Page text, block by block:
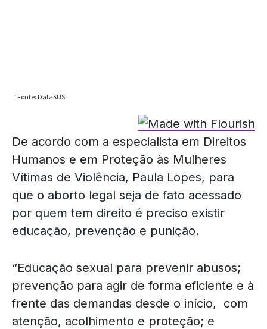
De acordo com a especialista em Direitos
Humanos e em Proteção às Mulheres
Vítimas de Violência, Paula Lopes, para
que o aborto legal seja de fato acessado
por quem tem direito é preciso existir
educação, prevenção e punição.
“Educação sexual para prevenir abusos;
prevenção para agir de forma eficiente e à
frente das demandas desde o início, com
atenção, acolhimento e proteção; e